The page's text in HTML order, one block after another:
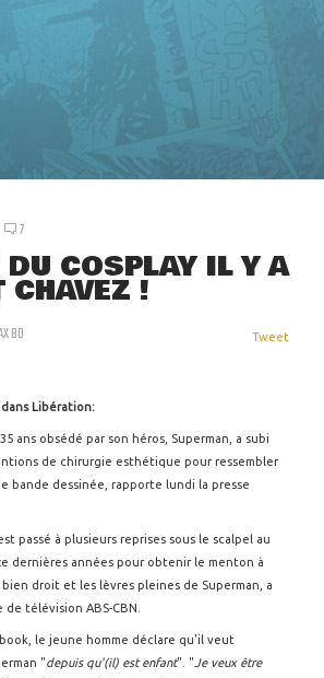
7
COSPLAY IL Y A
CHAVEZ !
BO Tweet
Libération:
ans obsédé par son héros, Superman, a subi
de chirurgie esthétique pour ressembler
bande dessinée, rapporte lundi la presse
passé à plusieurs reprises sous le scalpel au
dernières années pour obtenir le menton à
droit et les lèvres pleines de Superman, a
télévision ABS-CBN.
le jeune homme déclare qu'il veut
"depuis qu'(il) est enfant". " Je veux être